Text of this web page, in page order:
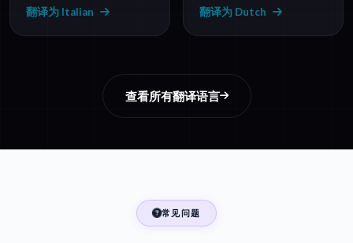
翻译为 Italian 翻译为 Dutch
查看所有翻译语言
常见问题